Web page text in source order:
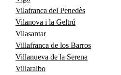
Vilafranca del Penedès
Vilanova i la Geltrú
Vilasantar
Villafranca de los Barros
Villanueva de la Serena
Villaralbo